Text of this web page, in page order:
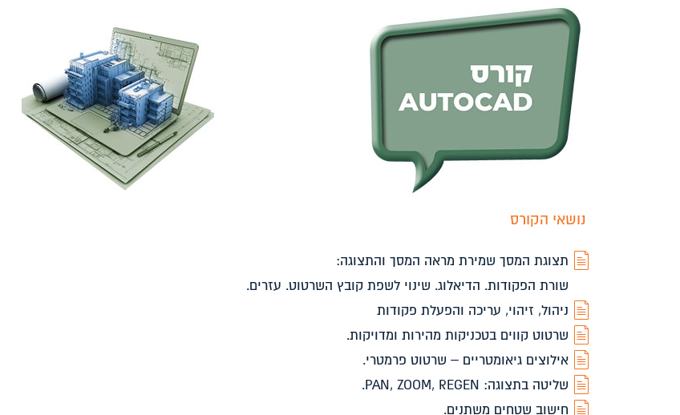
נושאי הקורס
תצוגת המסך שמירת מראה המסך והתצוגה:
שורת הפקודות. הדיאלוג. שינוי לשפת קובץ השרטוט. עזרים.
ניהול, זיהוי, עריכה והפעלת פקודות
שרטוט קווים בטכניקות מהירות ומדויקות.
אילוצים גיאומטריים – שרטוט פרמטרי.
שליטה בתצוגה: PAN, ZOOM, REGEN.
חישוב שטחים משתנים.